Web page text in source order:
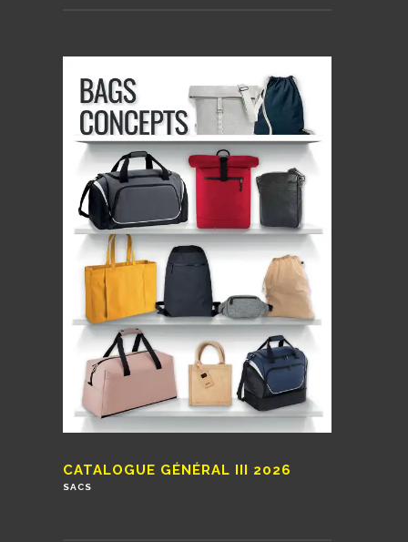
CATALOGUE GÉNÉRAL III 2026
SACS